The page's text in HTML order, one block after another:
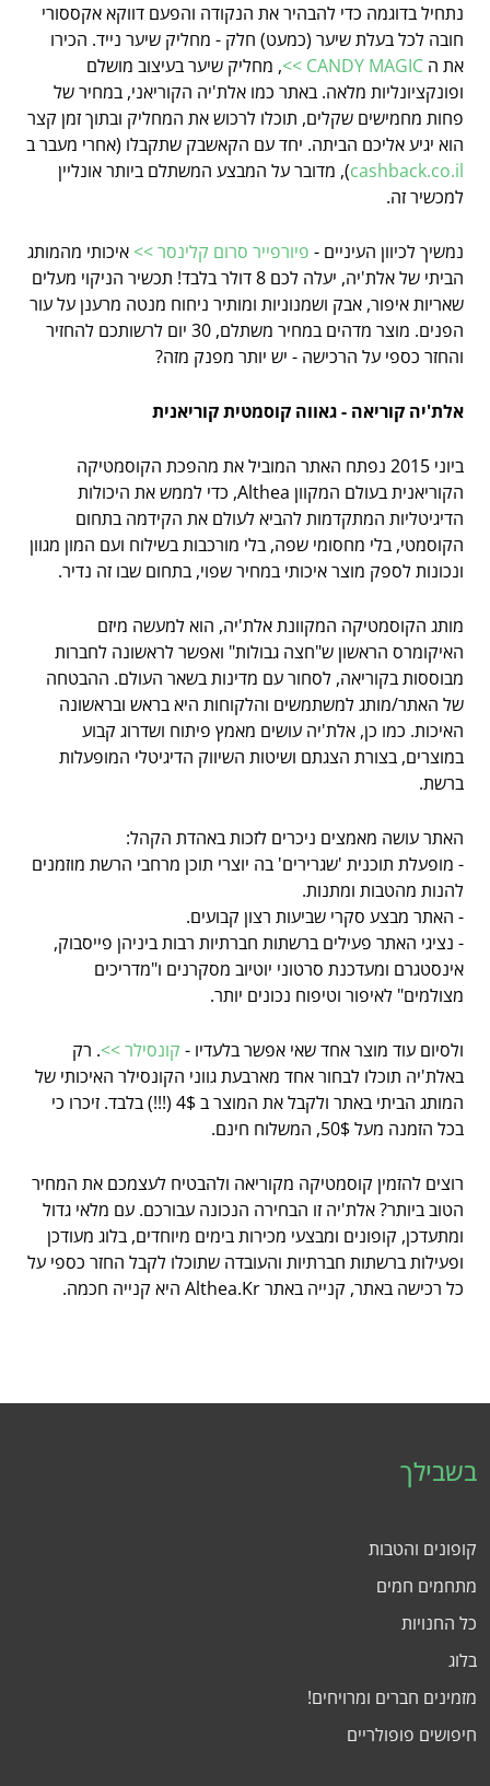
נתחיל בדוגמה כדי להבהיר את הנקודה והפעם דווקא אקססורי
חובה לכל בעלת שיער (כמעט) חלק - מחליק שיער נייד. הכירו
את ה CANDY MAGIC >>
, מחליק שיער בעיצוב מושלם
ופונקציונליות מלאה. באתר כמו אלת'יה הקוריאני, במחיר של
פחות מחמישים שקלים, תוכלו לרכוש את המחליק ובתוך זמן קצר
הוא יגיע אליכם הביתה. יחד עם הקאשבק שתקבלו (אחרי מעבר ב
cashback.co.il), מדובר על המבצע המשתלם ביותר אונליין
למכשיר זה.
נמשיך לכיוון העיניים - פיורפייר סרום קלינסר >> איכותי מהמותג
הביתי של אלת'יה, יעלה לכם 8 דולר בלבד! תכשיר הניקוי מעלים
שאריות איפור, אבק ושמנוניות ומותיר ניחוח מנטה מרענן על עור
הפנים. מוצר מדהים במחיר משתלם, 30 יום לרשותכם להחזיר
והחזר כספי על הרכישה - יש יותר מפנק מזה?
אלת'יה קוריאה - גאווה קוסמטית קוריאנית
ביוני 2015 נפתח האתר המוביל את מהפכת הקוסמטיקה
הקוריאנית בעולם המקוון Althea, כדי לממש את היכולות
הדיגיטליות המתקדמות להביא לעולם את הקידמה בתחום
הקוסמטי, בלי מחסומי שפה, בלי מורכבות בשילוח ועם המון מגוון
ונכונות לספק מוצר איכותי במחיר שפוי, בתחום שבו זה נדיר.
מותג הקוסמטיקה המקוונת אלת'יה, הוא למעשה מיזם
האיקומרס הראשון ש"חצה גבולות" ואפשר לראשונה לחברות
מבוססות בקוריאה, לסחור עם מדינות בשאר העולם. ההבטחה
של האתר/מותג למשתמשים והלקוחות היא בראש ובראשונה
האיכות. כמו כן, אלת'יה עושים מאמץ פיתוח ושדרוג קבוע
במוצרים, בצורת הצגתם ושיטות השיווק הדיגיטלי המופעלות
ברשת.
האתר עושה מאמצים ניכרים לזכות באהדת הקהל:
- מופעלת תוכנית 'שגרירים' בה יוצרי תוכן מרחבי הרשת מוזמנים
להנות מהטבות ומתנות.
- האתר מבצע סקרי שביעות רצון קבועים.
- נציגי האתר פעילים ברשתות חברתיות רבות ביניהן פייסבוק,
אינסטגרם ומעדכנת סרטוני יוטיוב מסקרנים ו"מדריכים
מצולמים" לאיפור וטיפוח נכונים יותר.
ולסיום עוד מוצר אחד שאי אפשר בלעדיו - קונסילר >>. רק
באלת'יה תוכלו לבחור אחד מארבעת גווני הקונסילר האיכותי של
המותג הביתי באתר ולקבל את המוצר ב 4$ (!!!) בלבד. זיכרו כי
בכל הזמנה מעל 50$, המשלוח חינם.
רוצים להזמין קוסמטיקה מקוריאה ולהבטיח לעצמכם את המחיר
הטוב ביותר? אלת'יה זו הבחירה הנכונה עבורכם. עם מלאי גדול
ומתעדכן, קופונים ומבצעי מכירות בימים מיוחדים, בלוג מעודכן
ופעילות ברשתות חברתיות והעובדה שתוכלו לקבל החזר כספי על
כל רכישה באתר, קנייה באתר Althea.Kr היא קנייה חכמה.
בשבילך
קופונים והטבות
מתחמים חמים
כל החנויות
בלוג
מזמינים חברים ומרויחים!
חיפושים פופולריים